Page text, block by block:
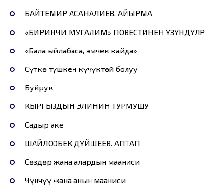
БАЙТЕМИР АСАНАЛИЕВ. АЙЫРМА
«БИРИНЧИ МУГАЛИМ» ПОВЕСТИНЕН ҮЗҮНДҮЛӨР
«Бала ыйлабаса, эмчек кайда»
Сүткө түшкен күчүктөй болуу
Буйрук
КЫРГЫЗДЫН ЭЛИНИН ТУРМУШУ
Садыр аке
ШАЙЛООБЕК ДҮЙШЕЕВ. АПТАП
Сөздөр жана алардын мааниси
Чүнчүү жана анын мааниси